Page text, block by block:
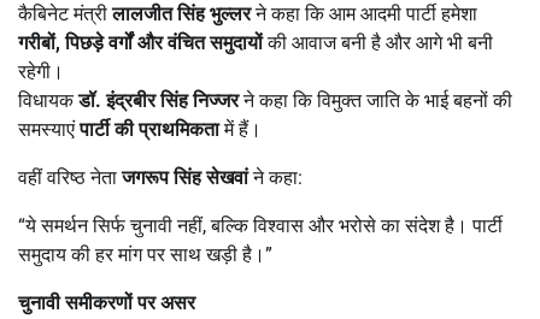
कैबिनेट मंत्रीलालजीत सिंह भुल्लरने कहा कि आम आदमी पार्टी हमेशा
गरीबों,पिछड़े वर्गों और वंचित समुदायोंकी आवाज बनी है और आगे भी बनी
रहेगी।
विधायकडॉ. इंद्रबीर सिंह निज्जरने कहा कि विमुक्त जाति के भाई बहनों की
समस्याएंपार्टी की प्राथमिकतामें हैं।
वहीं वरिष्ठ नेताजगरूप सिंह सेखवांने कहा:
“ये समर्थन सिर्फ चुनावी नहीं, बल्कि विश्वास और भरोसे का संदेश है। पार्टी
समुदाय की हर मांग पर साथ खड़ी है।”
चुनावी समीकरणों पर असर